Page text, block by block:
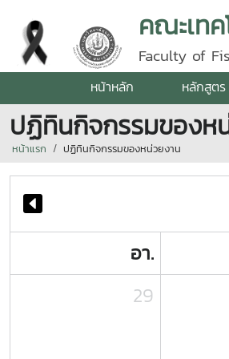
คณะเท
Faculty of
หน้าหลัก หลักสูตร
ปฏิทินกิจกรรมของห
หน้าแรก ปฏิทินกิจกรรมของหน่วยงาน
อา.
29